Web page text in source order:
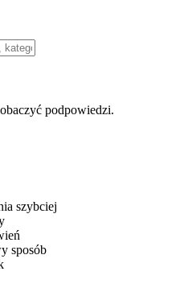
podpowiedzi.
szybciej
sposób